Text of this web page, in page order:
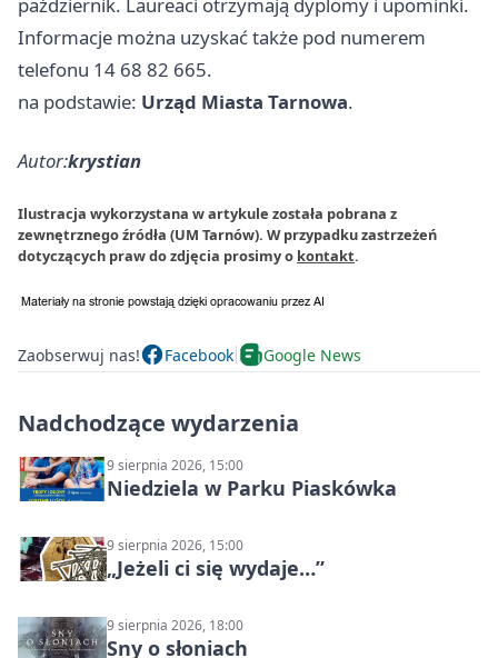
Informacje można uzyskać także pod numerem
telefonu 14 68 82 665.
na podstawie: Urząd Miasta Tarnowa.
Autor:krystian
Ilustracja wykorzystana w artykule została pobrana z
zewnętrznego źródła (UM Tarnów). W przypadku zastrzeżeń
dotyczących praw do zdjęcia prosimy o kontakt.
Zaobserwuj nas! Facebook Google News
Nadchodzące wydarzenia
9 sierpnia 2026, 15:00
Niedziela w Parku Piaskówka
9 sierpnia 2026, 15:00
„Jeżeli ci się wydaje…”
9 sierpnia 2026, 18:00
Sny o słoniach